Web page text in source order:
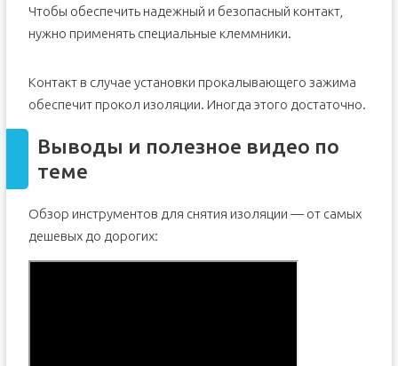
Чтобы обеспечить надежный и безопасный контакт,
нужно применять специальные клеммники.
Контакт в случае установки прокалывающего зажима
обеспечит прокол изоляции. Иногда этого достаточно.
Выводы и полезное видео по
теме
Обзор инструментов для снятия изоляции — от самых
дешевых до дорогих: